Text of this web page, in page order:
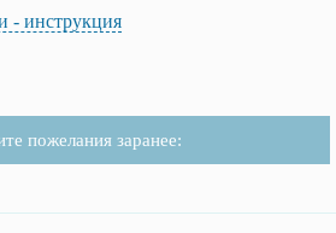
- инструкция
пожелания заранее: